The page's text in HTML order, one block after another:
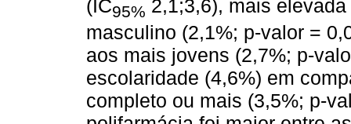
(IC95% 2,1;3,6), mais
masculino (2,1%; p-valor =
aos mais jovens (2,7%; p-
escolaridade (4,6%) em
completo ou mais (3,5%; p-